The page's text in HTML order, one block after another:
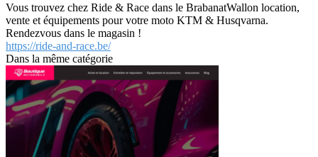
Vous trouvez chez Ride & Race dans le BrabanatWallon location,
vente et équipements pour votre moto KTM & Husqvarna.
Rendezvous dans le magasin !
https://ride-and-race.be/
Dans la même catégorie